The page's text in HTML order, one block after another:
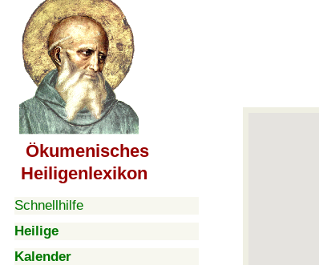
Ökumenisches
Heiligenlexikon
Schnellhilfe
Heilige
Kalender